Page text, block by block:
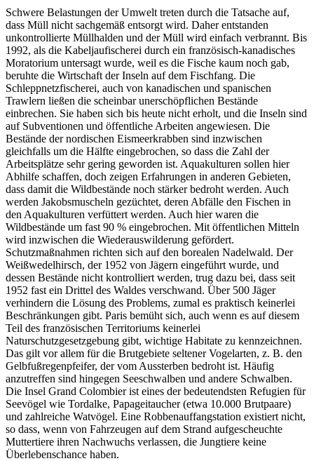
Schwere Belastungen der Umwelt treten durch die Tatsache auf,
dass Müll nicht sachgemäß entsorgt wird. Daher entstanden
unkontrollierte Müllhalden und der Müll wird einfach verbrannt. Bis
1992, als die Kabeljaufischerei durch ein französisch-kanadisches
Moratorium untersagt wurde, weil es die Fische kaum noch gab,
beruhte die Wirtschaft der Inseln auf dem Fischfang. Die
Schleppnetzfischerei, auch von kanadischen und spanischen
Trawlern ließen die scheinbar unerschöpflichen Bestände
einbrechen. Sie haben sich bis heute nicht erholt, und die Inseln sind
auf Subventionen und öffentliche Arbeiten angewiesen. Die
Bestände der nordischen Eismeerkrabben sind inzwischen
gleichfalls um die Hälfte eingebrochen, so dass die Zahl der
Arbeitsplätze sehr gering geworden ist. Aquakulturen sollen hier
Abhilfe schaffen, doch zeigen Erfahrungen in anderen Gebieten,
dass damit die Wildbestände noch stärker bedroht werden. Auch
werden Jakobsmuscheln gezüchtet, deren Abfälle den Fischen in
den Aquakulturen verfüttert werden. Auch hier waren die
Wildbestände um fast 90 % eingebrochen. Mit öffentlichen Mitteln
wird inzwischen die Wiederauswilderung gefördert.
Schutzmaßnahmen richten sich auf den borealen Nadelwald. Der
Weißwedelhirsch, der 1952 von Jägern eingeführt wurde, und
dessen Bestände nicht kontrolliert werden, trug dazu bei, dass seit
1952 fast ein Drittel des Waldes verschwand. Über 500 Jäger
verhindern die Lösung des Problems, zumal es praktisch keinerlei
Beschränkungen gibt. Paris bemüht sich, auch wenn es auf diesem
Teil des französischen Territoriums keinerlei
Naturschutzgesetzgebung gibt, wichtige Habitate zu kennzeichnen.
Das gilt vor allem für die Brutgebiete seltener Vogelarten, z. B. den
Gelbfußregenpfeifer, der vom Aussterben bedroht ist. Häufig
anzutreffen sind hingegen Seeschwalben und andere Schwalben.
Die Insel Grand Colombier ist eines der bedeutendsten Refugien für
Seevögel wie Tordalke, Papageitaucher (etwa 10.000 Brutpaare)
und zahlreiche Watvögel. Eine Robbenauffangstation existiert nicht,
so dass, wenn von Fahrzeugen auf dem Strand aufgescheuchte
Muttertiere ihren Nachwuchs verlassen, die Jungtiere keine
Überlebenschance haben.